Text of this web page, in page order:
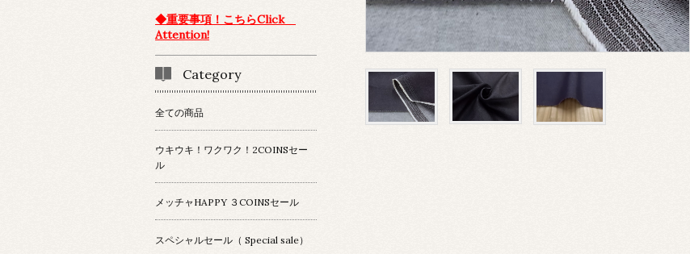
◆重要事項！こちらClick
Attention!
Category
全ての商品
ウキウキ！ワクワク！2COINSセー
ル
メッチャHAPPY ３COINSセール
スペシャルセール（ Special sale）